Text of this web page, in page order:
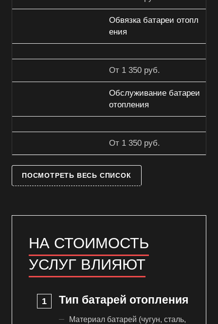
Обвязка батареи отопл
ения
От 1 350 руб.
Обслуживание батареи
отопления
От 1 350 руб.
ПОСМОТРЕТЬ ВЕСЬ СПИСОК
НА СТОИМОСТЬ
УСЛУГ ВЛИЯЮТ
Тип батарей отопления
Материал батарей (чугун, сталь,